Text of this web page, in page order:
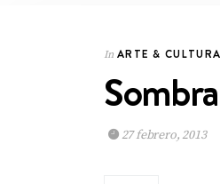
In ARTE & CULTURA
27 febrero, 2013